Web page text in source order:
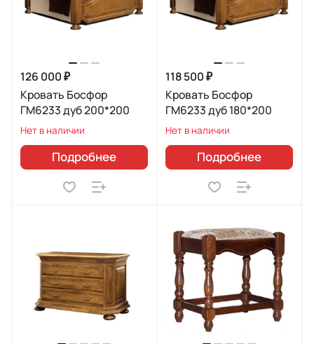
126 000 ₽
Кровать Босфор
ГМ6233 дуб 200*200
Нет в наличии
Подробнее
118 500 ₽
Кровать Босфор
ГМ6233 дуб 180*200
Нет в наличии
Подробнее